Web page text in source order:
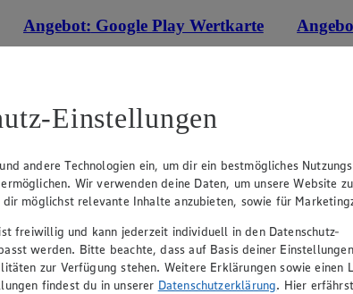
Angebot: Google Play Wertkarte
Festpreis von 100.00€
• Nur in teilnehmenden Märkten erhältlich
• Nur in
Einstellungen
andere Technologien ein, um dir ein bestmögliches
Wir verwenden deine Daten, um unsere Website zu
dir möglichst relevante Inhalte anzubieten, sowie für
freiwillig und kann jederzeit individuell in den Datenschutz-
werden. Bitte beachte, dass auf Basis deiner
zur Verfügung stehen. Weitere Erklärungen sowie einen
findest du in unserer Datenschutzerklärung. Hier